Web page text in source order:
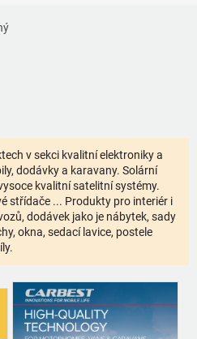
v sekci kvalitní elektroniky a
dodávky a karavany. Solární
kvalitní satelitní systémy.
střídače ... Produkty pro interiér i
dodávek jako je nábytek, sady
okna, sedací lavice, postele